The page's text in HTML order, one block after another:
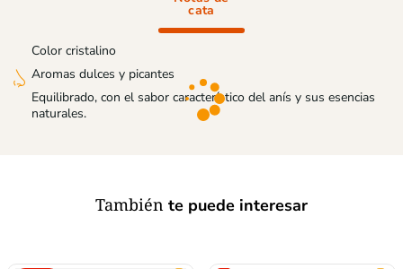
cata
Color cristalino
Aromas dulces y picantes
Equilibrado, con el sabor característico del anís y sus esencias
naturales.
También te puede interesar